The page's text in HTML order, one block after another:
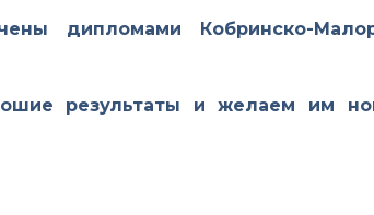
дипломами Кобринско-
результаты и желаем им